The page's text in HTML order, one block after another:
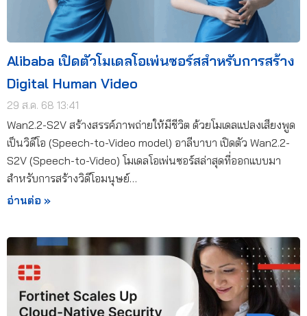
Alibaba เปิดตัวโมเดลโอเพ่นซอร์สสำหรับการสร้าง
Digital Human Video
29 ส.ค. 68 13:41
Wan2.2-S2V สร้างสรรค์ภาพถ่ายให้มีชีวิต ด้วยโมเดลแปลงเสียงพูด
เป็นวิดีโอ (Speech-to-Video model) อาลีบาบา เปิดตัว Wan2.2-
S2V (Speech-to-Video) โมเดลโอเพ่นซอร์สล่าสุดที่ออกแบบมา
สำหรับการสร้างวิดีโอมนุษย์…
อ่านต่อ »